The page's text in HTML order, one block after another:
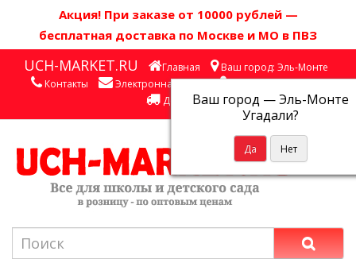
Акция! При заказе от 10000 рублей —
бесплатная доставка по Москве и МО в ПВЗ
UCH-MARKET.RU Главная Ваш город: Эль-Монте
Ваш город —Эль-Монте
Угадали?
Контакты Электронная почта
Личный кабинет
Доставка